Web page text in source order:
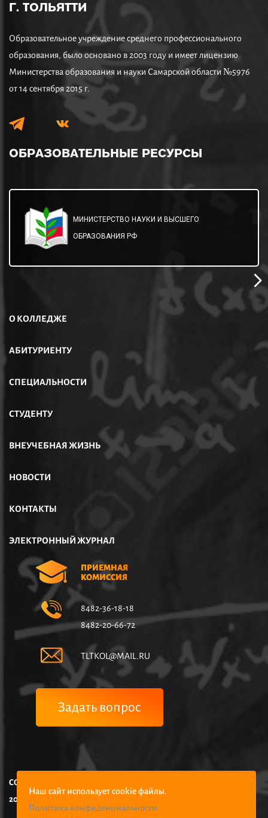
Г. ТОЛЬЯТТИ
Образовательное учреждение среднего профессионального
образования, было основано в 2003 году и имеет лицензию
Министерства образования и науки Самарской области №5976
от 14 сентября 2015 г.
ОБРАЗОВАТЕЛЬНЫЕ РЕСУРСЫ
МИНИСТЕРСТВО НАУКИ И ВЫСШЕГО
ОБРАЗОВАНИЯ РФ
О КОЛЛЕДЖЕ
АБИТУРИЕНТУ
СПЕЦИАЛЬНОСТИ
СТУДЕНТУ
ВНЕУЧЕБНАЯ ЖИЗНЬ
НОВОСТИ
КОНТАКТЫ
ЭЛЕКТРОННЫЙ ЖУРНАЛ
ПРИЕМНАЯ
КОМИССИЯ
8482-36-18-18
8482-20-66-72
TLTKOL@MAIL.RU
Задать вопрос
COPYRIGHT © НЧУПО КОЛЛЕДЖ УПРАВЛЕНИЯ И ЭКОНОМИКИ,
2025
Наш сайт использует cookie файлы.
Политика конфиденциальности